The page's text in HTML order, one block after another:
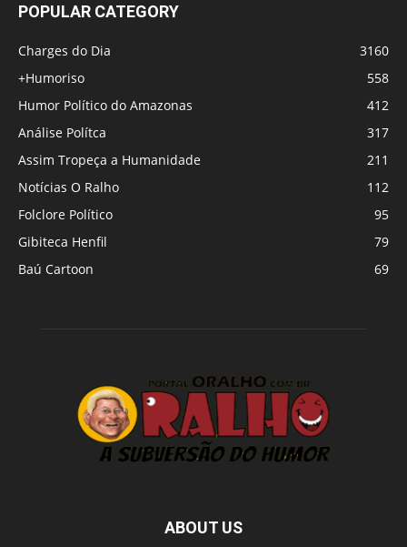
POPULAR CATEGORY
Charges do Dia
3160
+Humoriso
558
Humor Político do Amazonas
412
Análise Polítca
317
Assim Tropeça a Humanidade
211
Notícias O Ralho
112
Folclore Político
95
Gibiteca Henfil
79
Baú Cartoon
69
ABOUT US